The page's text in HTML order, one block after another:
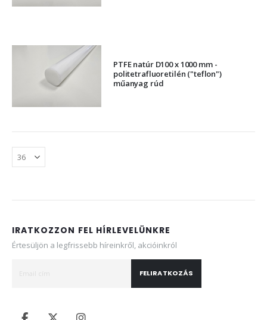
PTFE natúr D100 x 1000 mm -
politetrafluoretilén ("teflon")
műanyag rúd
IRATKOZZON FEL HÍRLEVELÜNKRE
Értesüljön a legfrissebb híreinkről, akcióinkról
FELIRATKOZÁS